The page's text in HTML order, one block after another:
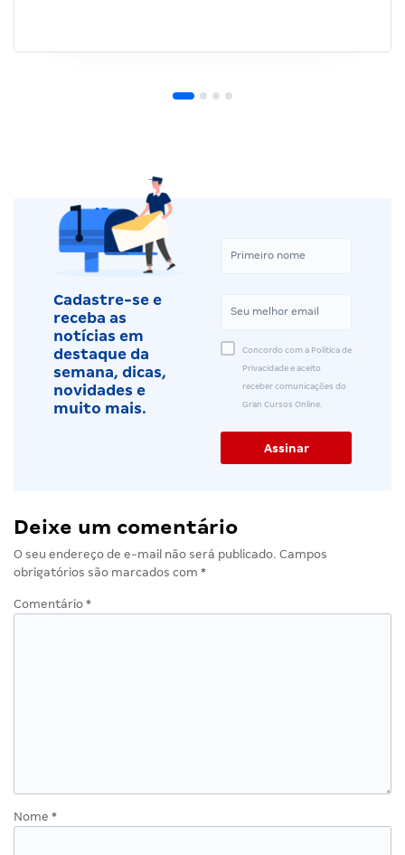
Cadastre-se e
receba as
notícias em
destaque da
semana, dicas,
novidades e
muito mais.
Concordo com a Política de
Privacidade e aceito
receber comunicações do
Gran Cursos Online.
Deixe um comentário
O seu endereço de e-mail não será publicado. Campos
obrigatórios são marcados com *
Comentário *
Nome *